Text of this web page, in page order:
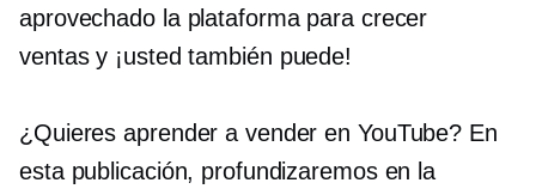
aprovechado la plataforma para crecer
ventas y ¡usted también puede!
¿Quieres aprender a vender en YouTube? En
esta publicación, profundizaremos en la